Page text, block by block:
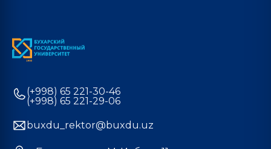
(+998) 65 221-30-46
(+998) 65 221-29-06
buxdu_rektor@buxdu.uz